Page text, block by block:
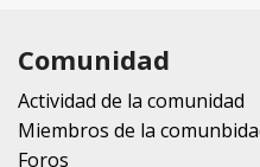
Comunidad
Actividad de la comunidad
Miembros de la
Foros